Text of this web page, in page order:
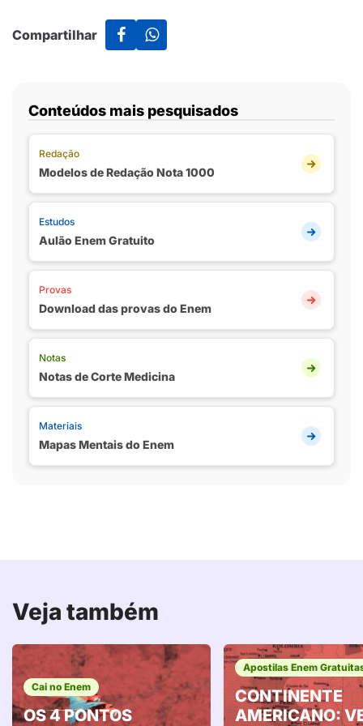
Compartilhar
Conteúdos mais pesquisados
Redação
Modelos de Redação Nota 1000
Estudos
Aulão Enem Gratuito
Provas
Download das provas do Enem
Notas
Notas de Corte Medicina
Materiais
Mapas Mentais do Enem
Veja também
Cai no Enem
OS 4 PONTOS
Apostilas Enem
CONTINENTE
AMERICANO: